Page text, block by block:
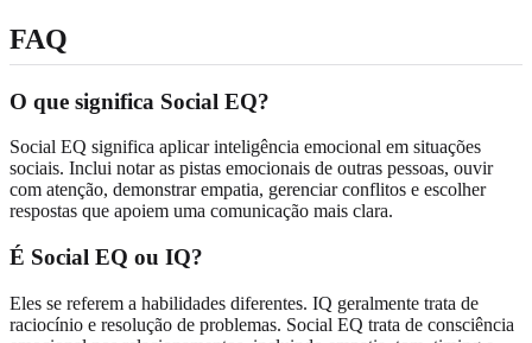
FAQ
O que significa Social EQ?
Social EQ significa aplicar inteligência emocional em situações
sociais. Inclui notar as pistas emocionais de outras pessoas, ouvir
com atenção, demonstrar empatia, gerenciar conflitos e escolher
respostas que apoiem uma comunicação mais clara.
É Social EQ ou IQ?
Eles se referem a habilidades diferentes. IQ geralmente trata de
raciocínio e resolução de problemas. Social EQ trata de consciência